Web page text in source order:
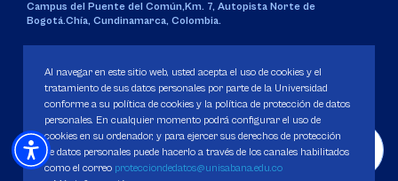
Campus del Puente del Común,Km. 7, Autopista Norte de
Bogotá.Chía, Cundinamarca, Colombia.
Personería Jurídica:Resolución 130 del 14 de enero de 1980.
Ministerio de Educación Nacional.
Política de Protección de datos
Al navegar en este sitio web, usted acepta el uso de cookies y el
tratamiento de sus datos personales por parte de la Universidad
conforme a su política de cookies y la política de protección de datos
personales. En cualquier momento podrá configurar el uso de
cookies en su ordenador, y para ejercer sus derechos de protección
de datos personales puede hacerlo a través de los canales habilitados
como el correo protecciondedatos@unisabana.edu.co